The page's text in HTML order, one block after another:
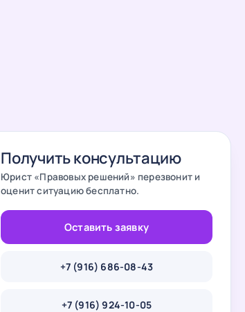
Получить консультацию
Юрист «Правовых решений» перезвонит и
оценит ситуацию бесплатно.
Оставить заявку
+7 (916) 686-08-43
+7 (916) 924-10-05